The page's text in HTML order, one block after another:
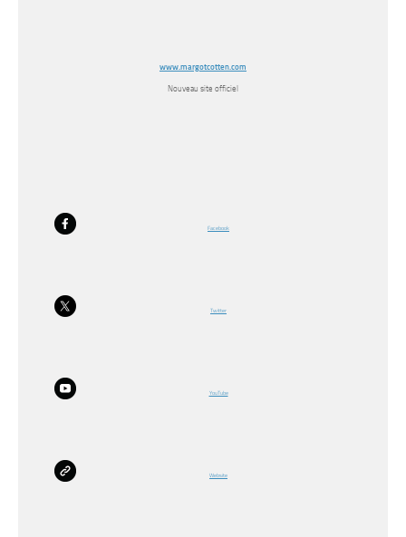
www.margotcotten.com
Nouveau site officiel
Facebook
Twitter
YouTube
Website